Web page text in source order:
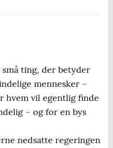
små ting, der betyder
mennesker –
hvem vil egentlig finde
– og for en bys
nedsatte regeringen